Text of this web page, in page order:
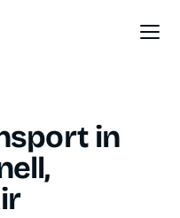
in